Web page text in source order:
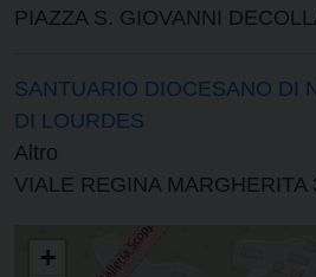
PIAZZA S. GIOVANNI
SANTUARIO DIOCESANO DI
DI LOURDES
Altro
VIALE REGINA MARGHERITA
PARROCCHIA DI SANTA MARIA DI POMPEI
SANTA MARIA DI POMPEI
+